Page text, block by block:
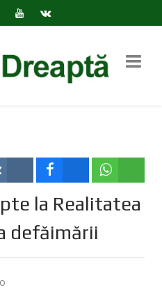
la Realitatea
defăimării